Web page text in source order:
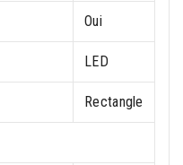
Oui
LED
Rectangle